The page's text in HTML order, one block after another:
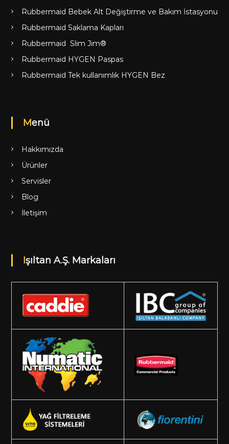
Rubbermaid Bebek Alt Değiştirme ve Bakım İstasyonu
Rubbermaid Saklama Kapları
Rubbermaid Slim Jim®
Rubbermaid HYGEN Paspas
Rubbermaid Tek kullanımlık HYGEN Bez
Menü
Hakkımızda
Ürünler
Servisler
Blog
İletişim
Işıltan A.Ş. Markaları